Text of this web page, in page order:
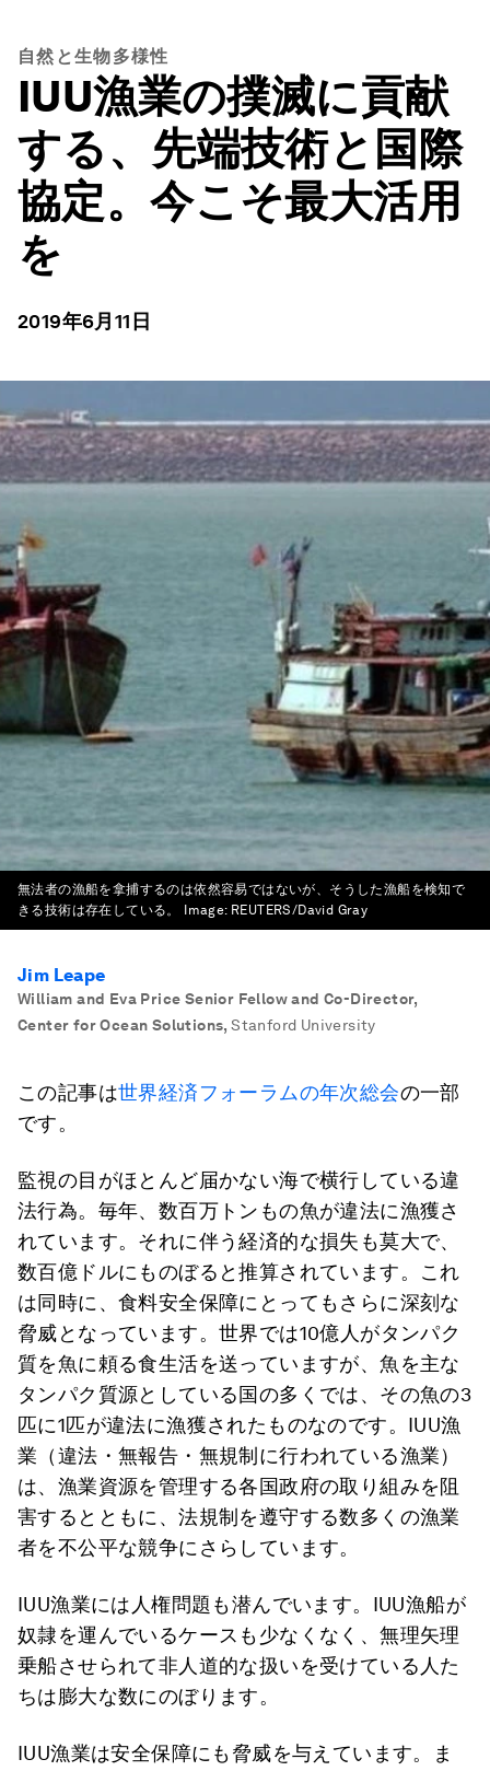
自然と生物多様性
IUU漁業の撲滅に貢献
する、先端技術と国際
協定。今こそ最大活用
を
2019年6月11日
無法者の漁船を拿捕するのは依然容易ではないが、そうした漁船を検知で
きる技術は存在している。
Image: REUTERS/David Gray
Jim Leape
William and Eva Price Senior Fellow and Co-Director,
Center for Ocean Solutions, Stanford University
この記事は世界経済フォーラムの年次総会の一部
です。
監視の目がほとんど届かない海で横行している違
法行為。毎年、数百万トンもの魚が違法に漁獲さ
れています。それに伴う経済的な損失も莫大で、
数百億ドルにものぼると推算されています。これ
は同時に、食料安全保障にとってもさらに深刻な
脅威となっています。世界では10億人がタンパク
質を魚に頼る食生活を送っていますが、魚を主な
タンパク質源としている国の多くでは、その魚の3
匹に1匹が違法に漁獲されたものなのです。IUU漁
業（違法・無報告・無規制に行われている漁業）
は、漁業資源を管理する各国政府の取り組みを阻
害するとともに、法規制を遵守する数多くの漁業
者を不公平な競争にさらしています。
IUU漁業には人権問題も潜んでいます。IUU漁船が
奴隷を運んでいるケースも少なくなく、無理矢理
乗船させられて非人道的な扱いを受けている人た
ちは膨大な数にのぼります。
IUU漁業は安全保障にも脅威を与えています。ま